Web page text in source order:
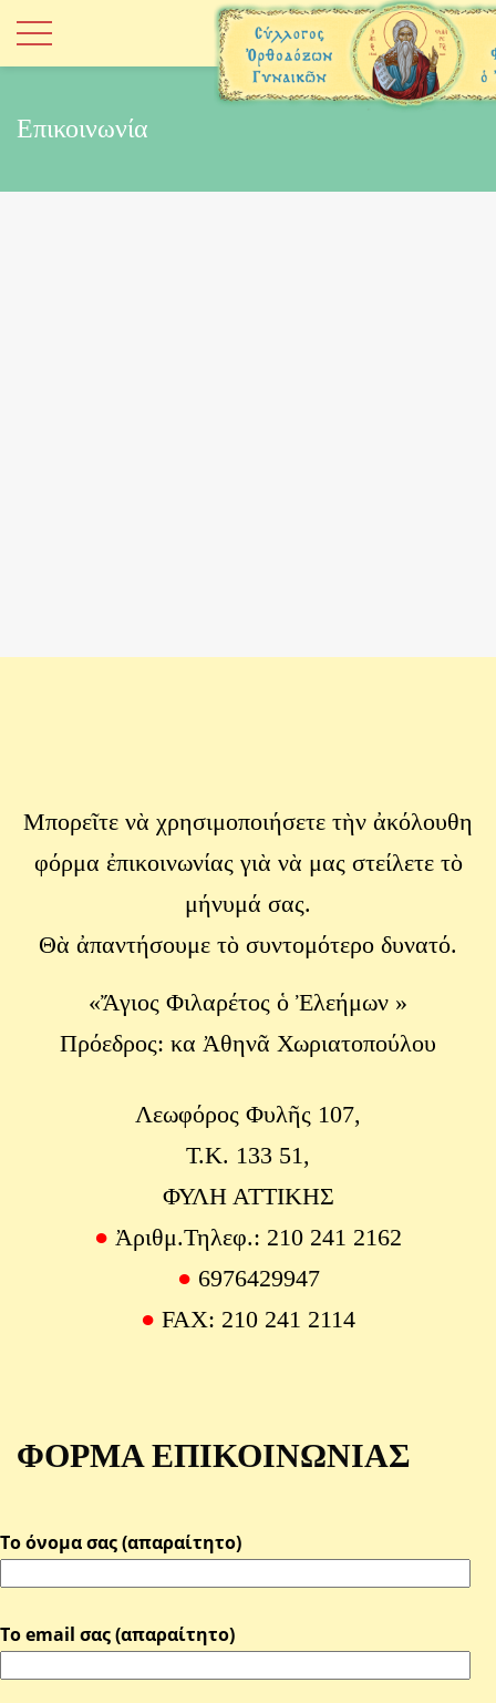
Επικοινωνία
Μπορεῖτε νὰ χρησιμοποιήσετε τὴν ἀκόλουθη
φόρμα ἐπικοινωνίας γιὰ νὰ μας στείλετε τὸ
μήνυμά σας.
Θὰ ἀπαντήσουμε τὸ συντομότερο δυνατό.
«Ἄγιος Φιλαρέτος ὁ Ἐλεήμων »
Πρόεδρος: κα Ἀθηνᾶ Χωριατοπούλου
Λεωφόρος Φυλῆς 107,
Τ.Κ. 133 51,
ΦΥΛΗ ΑΤΤΙΚΗΣ
● Ἀριθμ.Τηλεφ.: 210 241 2162
● 6976429947
● FAX: 210 241 2114
ΦΟΡΜΑ ΕΠΙΚΟΙΝΩΝΙΑΣ
Το όνομα σας (απαραίτητο)
Το email σας (απαραίτητο)